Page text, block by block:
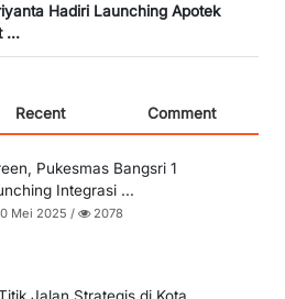
Hadiri Launching Apotek
...
Recent Comment
Pukesmas Bangsri 1
Integrasi ...
Mei 2025 / 2078
Jalan Strategis di Kota ...